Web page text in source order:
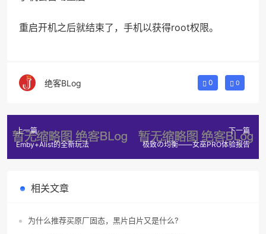
重启开机之后就结束了，手机以获得root权限。
绝客BLog 0 0
上一篇
Emby+Alist的全新玩法
下一篇
极致の均衡——女巫PRO体验报告
相关文章
为什么推荐买原厂固态，黑片白片又是什么?